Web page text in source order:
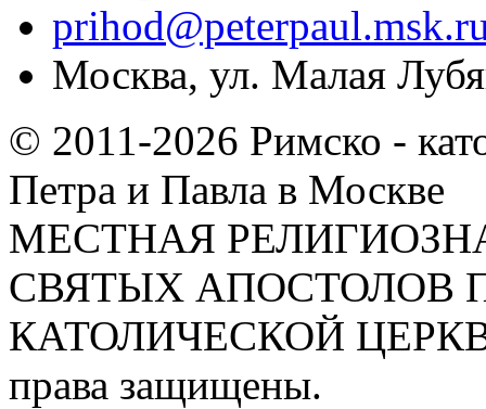
Москва, ул. Малая
© 2011-2026 Римско -
Петра и Павла в Москве
МЕСТНАЯ
СВЯТЫХ АПОСТОЛОВ
КАТОЛИЧЕСКОЙ
права защищены.